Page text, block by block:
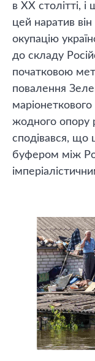
в ХХ столітті,
цей наратив
окупацію
до складу
початковою
повалення
жодного опору
сподівався, що
буфером між